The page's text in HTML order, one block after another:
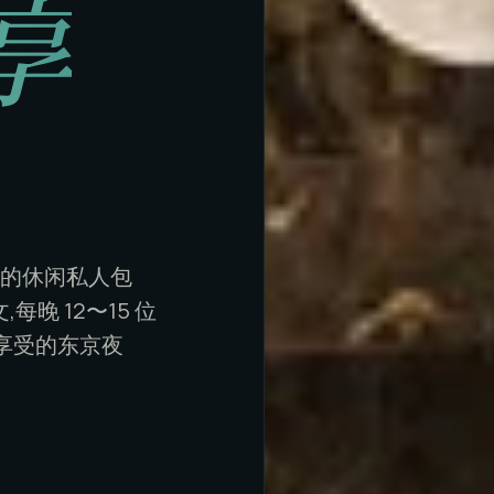
休闲私人包
每晚 12〜15 位
受的东京夜